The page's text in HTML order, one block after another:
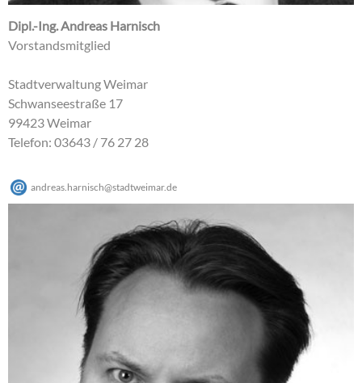
Dipl.-Ing. Andreas Harnisch
Vorstandsmitglied
Stadtverwaltung Weimar
Schwanseestraße 17
99423 Weimar
Telefon: 03643 / 76 27 28
andreas.harnisch@stadtweimar.de